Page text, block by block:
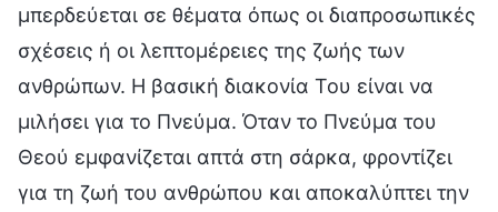
μπερδεύεται σε θέματα όπως οι διαπροσωπικές
σχέσεις ή οι λεπτομέρειες της ζωής των
ανθρώπων. Η βασική διακονία Του είναι να
μιλήσει για το Πνεύμα. Όταν το Πνεύμα του
Θεού εμφανίζεται απτά στη σάρκα, φροντίζει
για τη ζωή του ανθρώπου και αποκαλύπτει την